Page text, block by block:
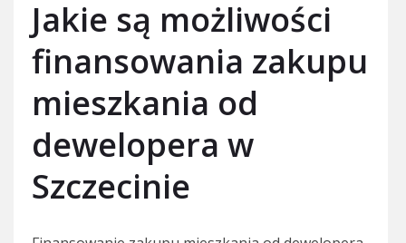
Jakie są możliwości
finansowania zakupu
mieszkania od
dewelopera w
Szczecinie